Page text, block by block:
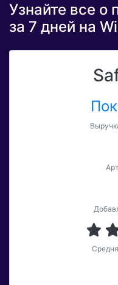
Узнайте все о
за 7 дней на